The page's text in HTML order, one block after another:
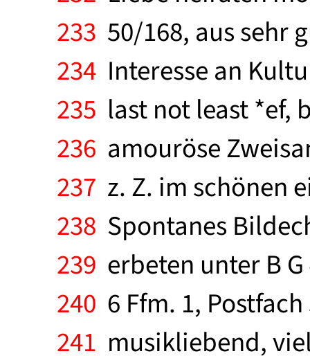
233 50/168, aus sehr
234 Interesse an
235 last not least *ef,
236 amouröse
237 z. Z. im schönen
238 Spontanes
239 erbeten unter B
240 6 Ffm. 1,
241 musikliebend,